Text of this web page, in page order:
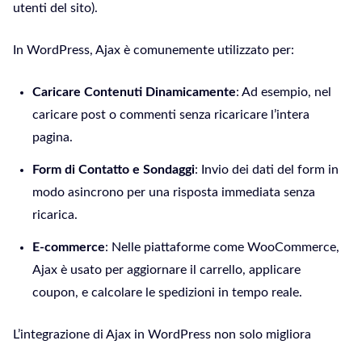
utenti del sito).
In WordPress, Ajax è comunemente utilizzato per:
Caricare Contenuti Dinamicamente: Ad esempio, nel
caricare post o commenti senza ricaricare l’intera
pagina.
Form di Contatto e Sondaggi: Invio dei dati del form in
modo asincrono per una risposta immediata senza
ricarica.
E-commerce: Nelle piattaforme come WooCommerce,
Ajax è usato per aggiornare il carrello, applicare
coupon, e calcolare le spedizioni in tempo reale.
L’integrazione di Ajax in WordPress non solo migliora